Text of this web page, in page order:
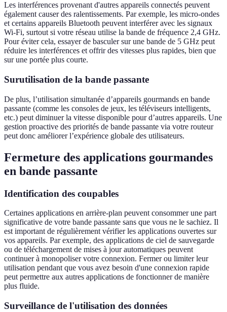
Les interférences provenant d'autres appareils connectés peuvent
également causer des ralentissements. Par exemple, les micro-ondes
et certains appareils Bluetooth peuvent interférer avec les signaux
Wi-Fi, surtout si votre réseau utilise la bande de fréquence 2,4 GHz.
Pour éviter cela, essayer de basculer sur une bande de 5 GHz peut
réduire les interférences et offrir des vitesses plus rapides, bien que
sur une portée plus courte.
Surutilisation de la bande passante
De plus, l’utilisation simultanée d’appareils gourmands en bande
passante (comme les consoles de jeux, les téléviseurs intelligents,
etc.) peut diminuer la vitesse disponible pour d’autres appareils. Une
gestion proactive des priorités de bande passante via votre routeur
peut donc améliorer l’expérience globale des utilisateurs.
Fermeture des applications gourmandes
en bande passante
Identification des coupables
Certaines applications en arrière-plan peuvent consommer une part
significative de votre bande passante sans que vous ne le sachiez. Il
est important de régulièrement vérifier les applications ouvertes sur
vos appareils. Par exemple, des applications de ciel de sauvegarde
ou de téléchargement de mises à jour automatiques peuvent
continuer à monopoliser votre connexion. Fermer ou limiter leur
utilisation pendant que vous avez besoin d'une connexion rapide
peut permettre aux autres applications de fonctionner de manière
plus fluide.
Surveillance de l'utilisation des données